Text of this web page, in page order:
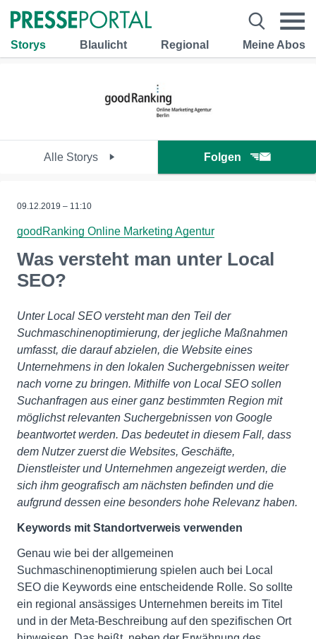
Storys Blaulicht Regional Meine Abos
Alle Storys Folgen
09.12.2019 – 11:10
goodRanking Online Marketing Agentur
Was versteht man unter Local
SEO?
Unter Local SEO versteht man den Teil der
Suchmaschinenoptimierung, der jegliche Maßnahmen
umfasst, die darauf abzielen, die Website eines
Unternehmens in den lokalen Suchergebnissen weiter
nach vorne zu bringen. Mithilfe von Local SEO sollen
Suchanfragen aus einer ganz bestimmten Region mit
möglichst relevanten Suchergebnissen von Google
beantwortet werden. Das bedeutet in diesem Fall, dass
dem Nutzer zuerst die Websites, Geschäfte,
Dienstleister und Unternehmen angezeigt werden, die
sich ihm geografisch am nächsten befinden und die
aufgrund dessen eine besonders hohe Relevanz haben.
Keywords mit Standortverweis verwenden
Genau wie bei der allgemeinen
Suchmaschinenoptimierung spielen auch bei Local
SEO die Keywords eine entscheidende Rolle. So sollte
ein regional ansässiges Unternehmen bereits im Titel
und in der Meta-Beschreibung auf den spezifischen Ort